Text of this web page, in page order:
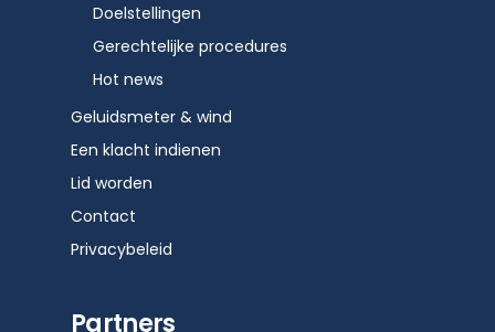
Doelstellingen
Gerechtelijke procedures
Hot news
Geluidsmeter & wind
Een klacht indienen
Lid worden
Contact
Privacybeleid
Partners